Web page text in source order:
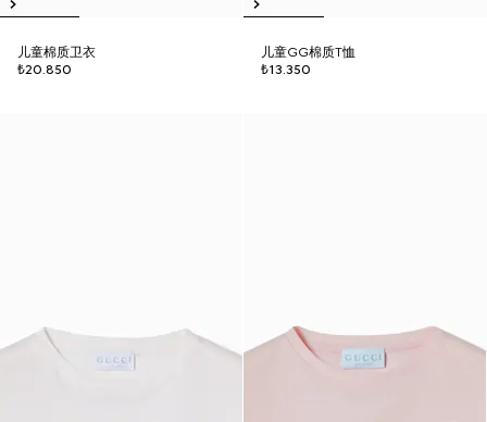
儿童棉质卫衣
₺20.850
儿童GG棉质T恤
₺13.350